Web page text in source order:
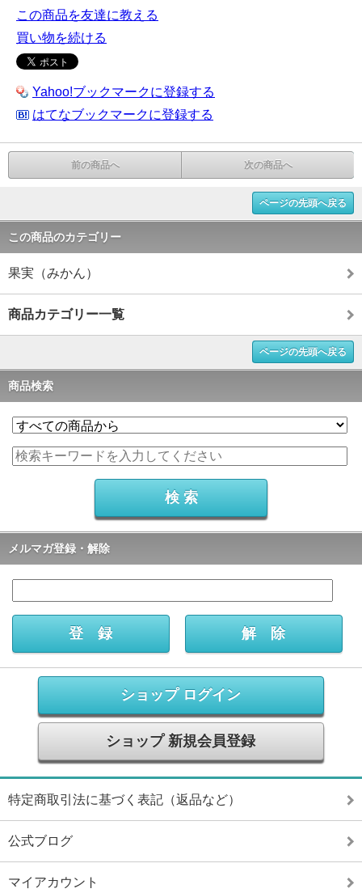
この商品を友達に教える
買い物を続ける
Yahoo!ブックマークに登録する
はてなブックマークに登録する
前の商品へ 次の商品へ
ページの先頭へ戻る
この商品のカテゴリー
果実（みかん）
商品カテゴリー一覧
ページの先頭へ戻る
商品検索
メルマガ登録・解除
ショップ ログイン
ショップ 新規会員登録
特定商取引法に基づく表記（返品など）
公式ブログ
マイアカウント